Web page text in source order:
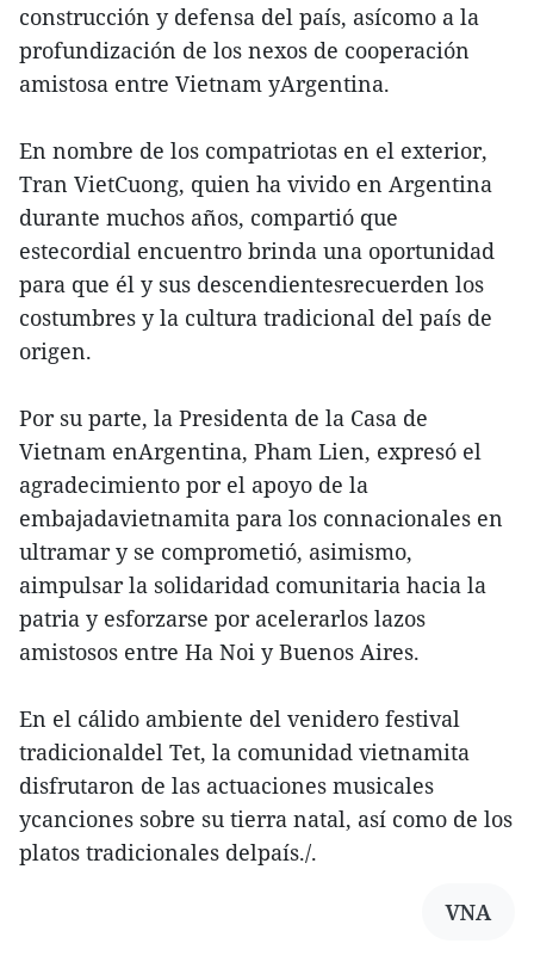
construcción y defensa del país, asícomo a la
profundización de los nexos de cooperación
amistosa entre Vietnam yArgentina.
En nombre de los compatriotas en el exterior,
Tran VietCuong, quien ha vivido en Argentina
durante muchos años, compartió que
estecordial encuentro brinda una oportunidad
para que él y sus descendientesrecuerden los
costumbres y la cultura tradicional del país de
origen.
Por su parte, la Presidenta de la Casa de
Vietnam enArgentina, Pham Lien, expresó el
agradecimiento por el apoyo de la
embajadavietnamita para los connacionales en
ultramar y se comprometió, asimismo,
aimpulsar la solidaridad comunitaria hacia la
patria y esforzarse por acelerarlos lazos
amistosos entre Ha Noi y Buenos Aires.
En el cálido ambiente del venidero festival
tradicionaldel Tet, la comunidad vietnamita
disfrutaron de las actuaciones musicales
ycanciones sobre su tierra natal, así como de los
platos tradicionales delpaís./.
VNA